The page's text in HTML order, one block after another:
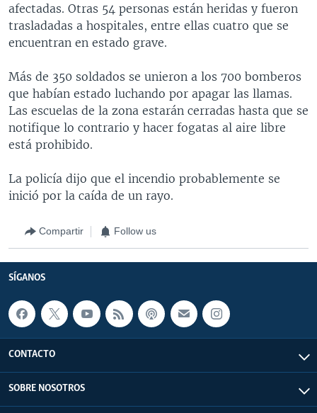
afectadas. Otras 54 personas están heridas y fueron
trasladadas a hospitales, entre ellas cuatro que se
encuentran en estado grave.
Más de 350 soldados se unieron a los 700 bomberos
que habían estado luchando por apagar las llamas.
Las escuelas de la zona estarán cerradas hasta que se
notifique lo contrario y hacer fogatas al aire libre
está prohibido.
La policía dijo que el incendio probablemente se
inició por la caída de un rayo.
Compartir Follow us
SÍGANOS
CONTACTO
SOBRE NOSOTROS